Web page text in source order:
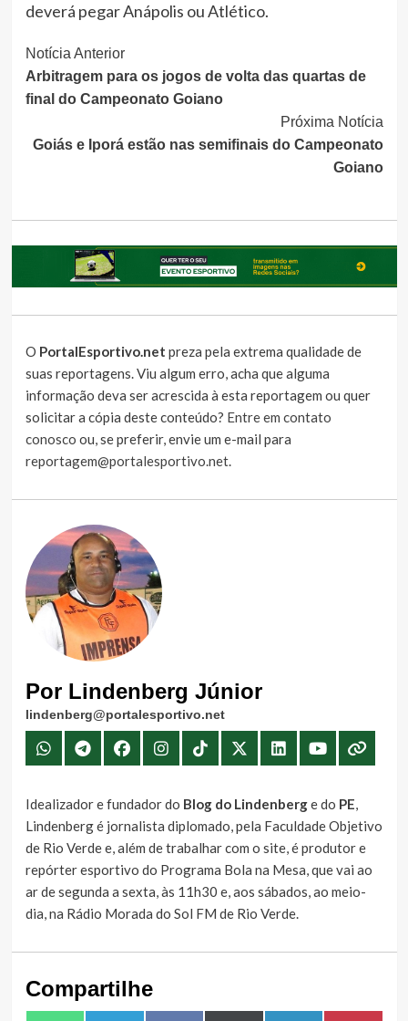
deverá pegar Anápolis ou Atlético.
Continue
Lendo
Notícia Anterior
Arbitragem para os jogos de volta das quartas de
final do Campeonato Goiano
Próxima Notícia
Goiás e Iporá estão nas semifinais do Campeonato
Goiano
O PortalEsportivo.net preza pela extrema qualidade de
suas reportagens. Viu algum erro, acha que alguma
informação deva ser acrescida à esta reportagem ou quer
solicitar a cópia deste conteúdo? Entre em contato
conosco ou, se preferir, envie um e-mail para
reportagem@portalesportivo.net.
Por Lindenberg Júnior
lindenberg@portalesportivo.net
Idealizador e fundador do Blog do Lindenberge do PE,
Lindenberg é jornalista diplomado, pela Faculdade Objetivo
de Rio Verde e, além de trabalhar com o site, é produtor e
repórter esportivo do Programa Bola na Mesa, que vai ao
ar de segunda a sexta, às 11h30 e, aos sábados, ao meio-
dia, na Rádio Morada do Sol FM de Rio Verde.
Compartilhe